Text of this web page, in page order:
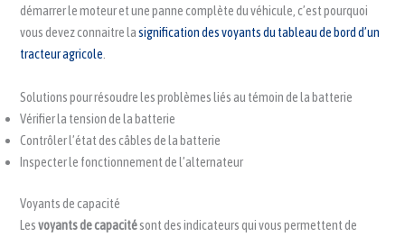
démarrer le moteur et une panne complète du véhicule, c’est pourquoi
vous devez connaitre lasignification des voyants du tableau de bord d’un
tracteur agricole.
Solutions pour résoudre les problèmes liés au témoin de la batterie
Vérifier la tension de la batterie
Contrôler l’état des câbles de la batterie
Inspecter le fonctionnement de l’alternateur
Voyants de capacité
Lesvoyants de capacitésont des indicateurs qui vous permettent de